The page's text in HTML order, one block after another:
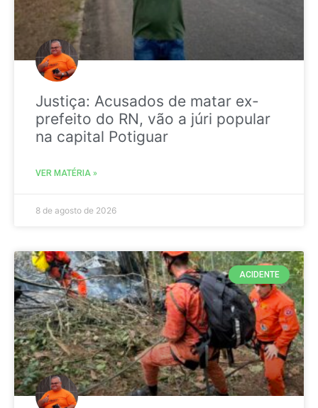
Justiça: Acusados de matar ex-
prefeito do RN, vão a júri popular
na capital Potiguar
VER MATÉRIA »
8 de agosto de 2026
ACIDENTE